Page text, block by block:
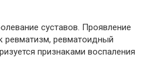
суставов. Проявление
ревматизм, ревматоидный
признаками воспаления